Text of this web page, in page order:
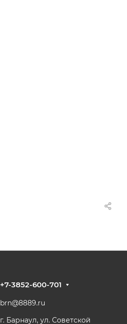
+7-3852-600-701
brn@8889.ru
г. Барнаул, ул. Советской